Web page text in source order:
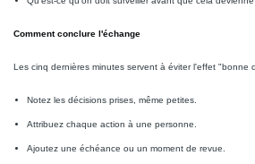
Comment conclure l'échange
Les cinq dernières minutes servent à éviter l'effet "bonne
Notez les décisions prises, même petites.
Attribuez chaque action à une personne.
Ajoutez une échéance ou un moment de revue.